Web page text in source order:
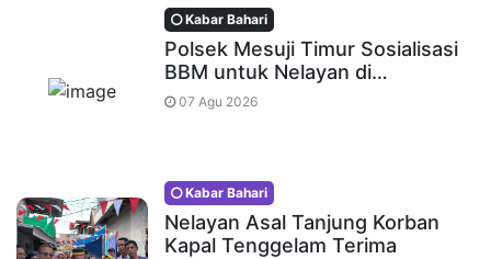
Kabar Bahari
Polsek Mesuji Timur Sosialisasi
BBM untuk Nelayan di…
07 Agu 2026
Kabar Bahari
Nelayan Asal Tanjung Korban
Kapal Tenggelam Terima